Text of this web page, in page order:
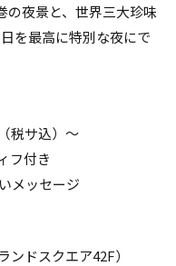
の夜景と、世界三大珍味
を最高に特別な夜にで
税サ込）〜
フ付き
メッセージ
ドスクエア42F）